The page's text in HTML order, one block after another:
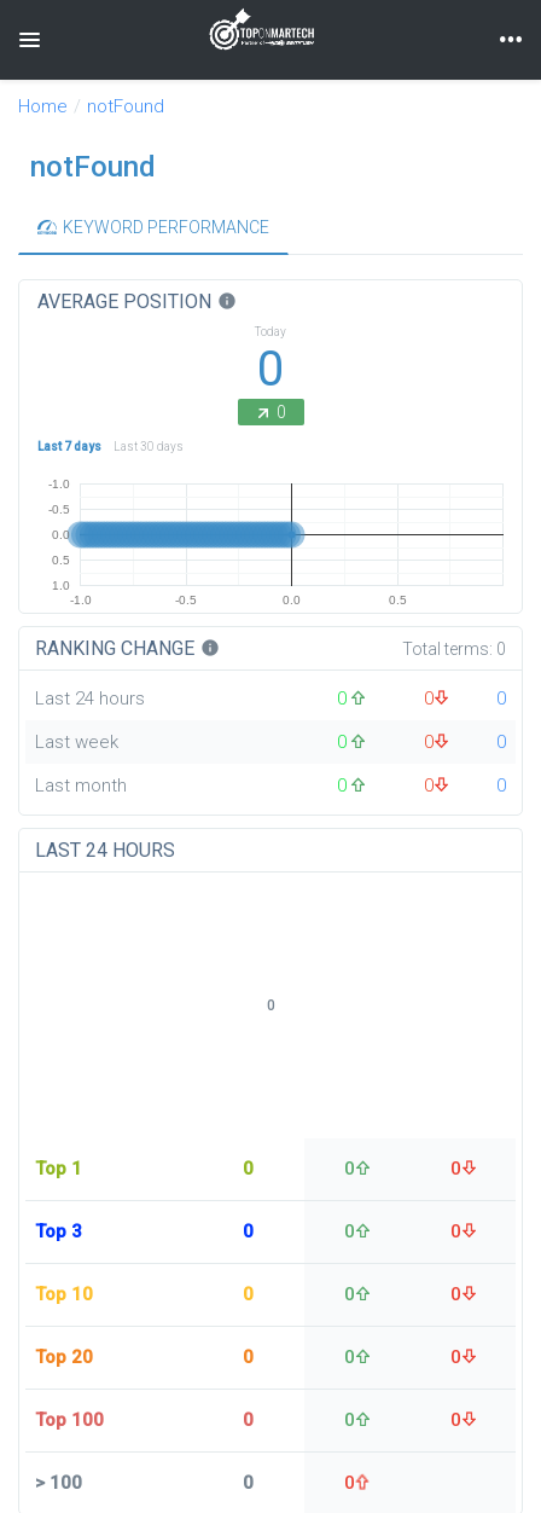
Toggle navigation
Home notFound
notFound
KEYWORD PERFORMANCE
AVERAGE POSITION info
Today
0
0
Last 7 days Last 30 days
-1.0 -0.5 0.0 0.5
-1.0
-0.5
0.0
0.5
1.0
RANKING CHANGE info Total terms: 0
Last 24 hours 0 0
0
Last week
0 0
0
Last month
0 0 0
LAST 24 HOURS
Top 1 0 0 0
Top 3 0 0 0
Top 10 0 0 0
Top 20 0 0 0
Top 100 0 0 0
>100 0 0
0